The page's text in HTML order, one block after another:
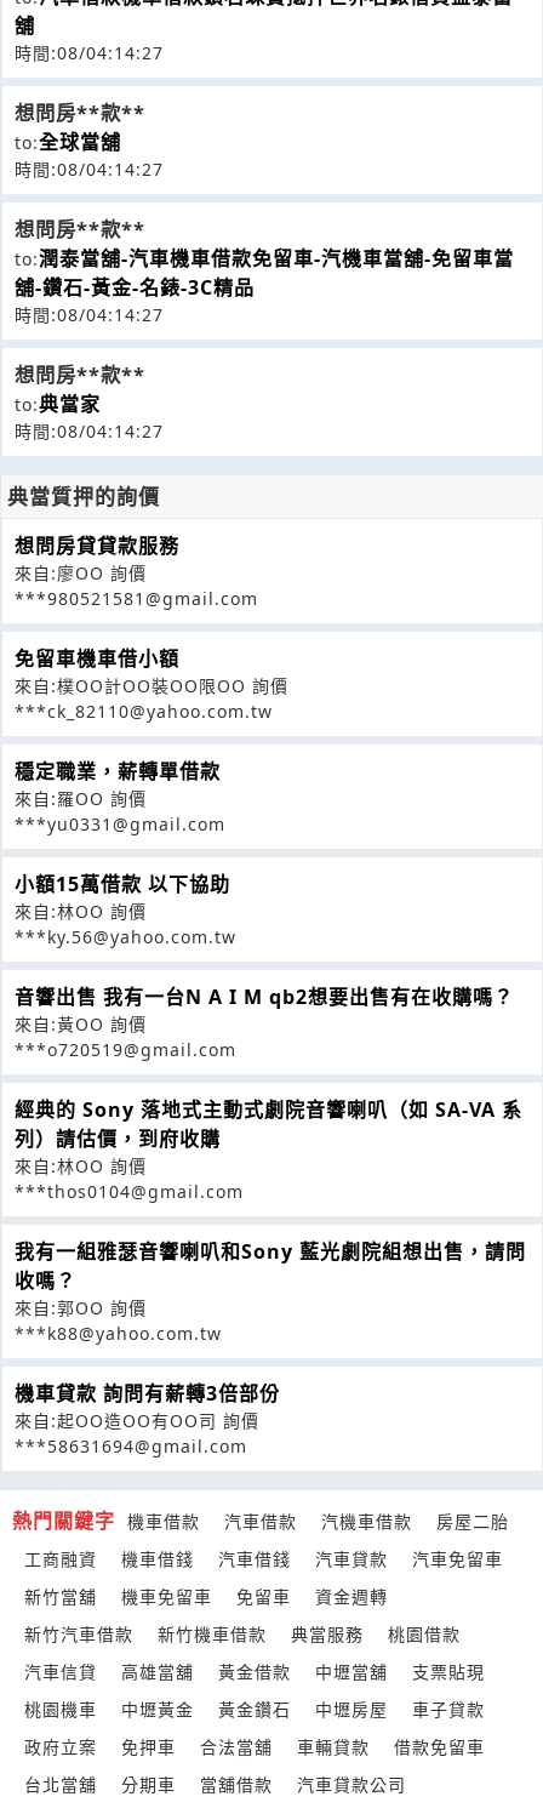
舖
時間:08/04:14:27
想問房**款**
to:全球當舖
時間:08/04:14:27
想問房**款**
to:潤泰當舖-汽車機車借款免留車-汽機車當舖-免留車當
舖-鑽石-黃金-名錶-3C精品
時間:08/04:14:27
想問房**款**
to:典當家
時間:08/04:14:27
典當質押的詢價
想問房貸貸款服務
來自:廖OO 詢價
***980521581@gmail.com
免留車機車借小額
來自:樸OO計OO裝OO限OO 詢價
***ck_82110@yahoo.com.tw
穩定職業，薪轉單借款
來自:羅OO 詢價
***yu0331@gmail.com
小額15萬借款 以下協助
來自:林OO 詢價
***ky.56@yahoo.com.tw
音響出售 我有一台N A I M qb2想要出售有在收購嗎？
來自:黃OO 詢價
***o720519@gmail.com
經典的 Sony 落地式主動式劇院音響喇叭（如 SA-VA 系
列）請估價，到府收購
來自:林OO 詢價
***thos0104@gmail.com
我有一組雅瑟音響喇叭和Sony 藍光劇院組想出售，請問
收嗎？
來自:郭OO 詢價
***k88@yahoo.com.tw
機車貸款 詢問有薪轉3倍部份
來自:起OO造OO有OO司 詢價
***58631694@gmail.com
熱門關鍵字 機車借款 汽車借款 汽機車借款
房屋二胎
工商融資
機車借錢 汽車借錢 汽車貸款
汽車免留車
新竹當舖
機車免留車 免留車
資金週轉
新竹汽車借款
新竹機車借款 典當服務
桃園借款
汽車信貸
高雄當舖 黃金借款 中壢當舖
支票貼現
桃園機車
中壢黃金 黃金鑽石 中壢房屋
車子貸款
政府立案
免押車 合法當舖 車輛貸款
借款免留車
台北當舖
分期車 當舖借款
汽車貸款公司